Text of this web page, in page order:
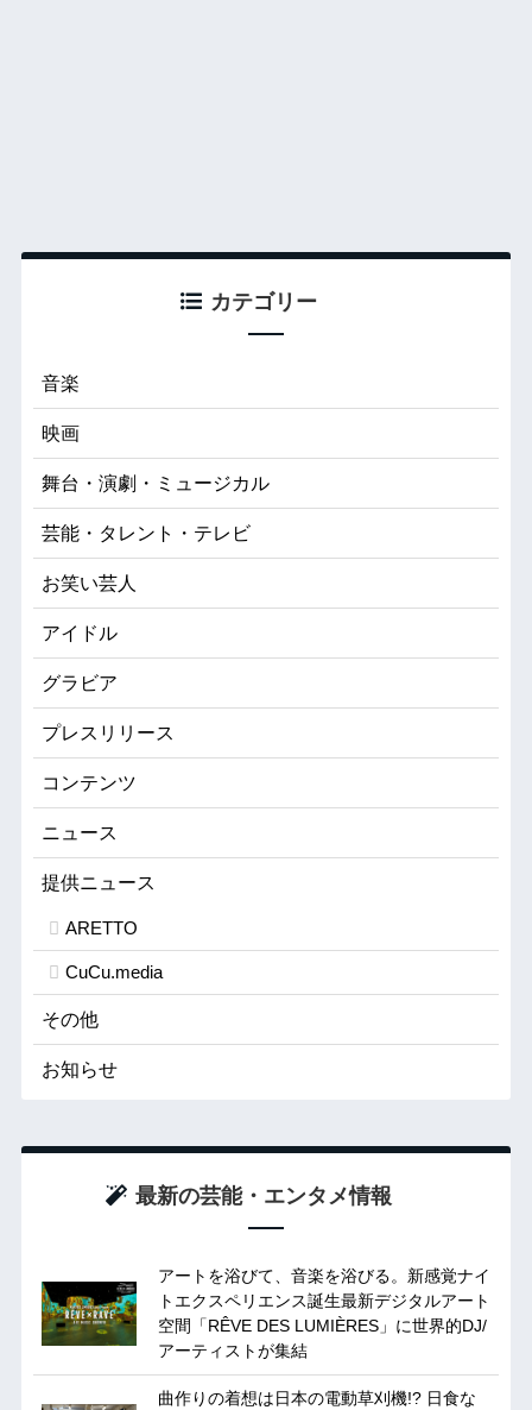
カテゴリー
音楽
映画
舞台・演劇・ミュージカル
芸能・タレント・テレビ
お笑い芸人
アイドル
グラビア
プレスリリース
コンテンツ
ニュース
提供ニュース
ARETTO
CuCu.media
その他
お知らせ
最新の芸能・エンタメ情報
アートを浴びて、音楽を浴びる。新感覚ナイ
トエクスペリエンス誕生最新デジタルアート
空間「RÊVE DES LUMIÈRES」に世界的DJ/
アーティストが集結
曲作りの着想は日本の電動草刈機!? 日食な